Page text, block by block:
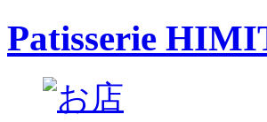
Patisserie